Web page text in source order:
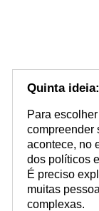
Quinta
Para
compreender
acontece, no
dos políticos
É preciso
muitas
complexas.